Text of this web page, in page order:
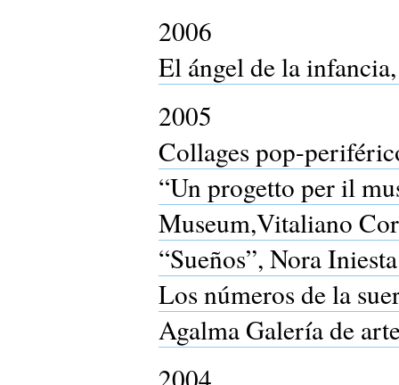
2006
El ángel de la
2005
Collages pop-
“Un progetto per il
Museum,Vitaliano
“Sueños”, Nora
Los números de la
Agalma Galería de